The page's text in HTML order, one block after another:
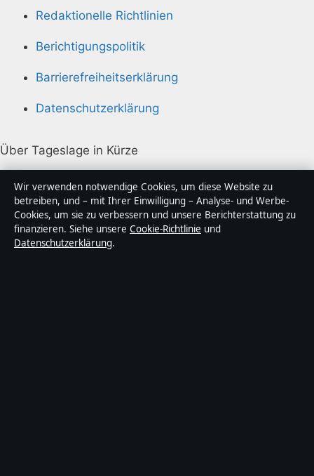
Redaktionelle Richtlinien
Berichtigungspolitik
Barrierefreiheitserklärung
Datenschutzerklärung
Über Tageslage in Kürze
Tageslage ist ein unabhängiger digitaler
Nachrichtenanbieter mit Fokus auf Politik, Wirtschaft,
Technik und Gesellschaft in Deutschland. Jeder Artikel
trägt eine Byline, wird von einem Redakteur geprüft
und vor der Veröffentlichung faktengecheckt.
Wir verwenden notwendige Cookies, um diese Website zu
betreiben, und – mit Ihrer Einwilligung – Analyse- und Werbe-
Cookies, um sie zu verbessern und unsere Berichterstattung zu
finanzieren. Siehe unsere Cookie-Richtlinie und
Datenschutzerklärung.